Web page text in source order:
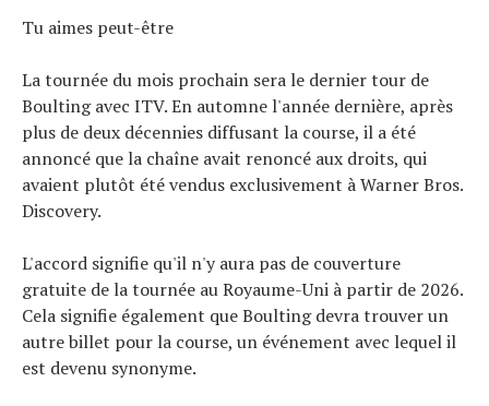
Tu aimes peut-être
La tournée du mois prochain sera le dernier tour de
Boulting avec ITV. En automne l'année dernière, après
plus de deux décennies diffusant la course, il a été
annoncé que la chaîne avait renoncé aux droits, qui
avaient plutôt été vendus exclusivement à Warner Bros.
Discovery.
L'accord signifie qu'il n'y aura pas de couverture
gratuite de la tournée au Royaume-Uni à partir de 2026.
Cela signifie également que Boulting devra trouver un
autre billet pour la course, un événement avec lequel il
est devenu synonyme.